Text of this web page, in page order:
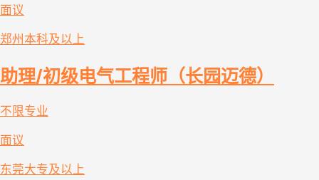
面议
郑州 本科及以上
助理/初级电气工程师（长园迈德）
不限专业
面议
东莞大专及以上